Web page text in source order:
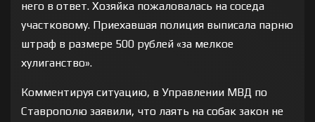
него в ответ. Хозяйка пожаловалась на соседа
участковому. Приехавшая полиция выписала парню
штраф в размере 500 рублей «за мелкое
хулиганство».
Комментируя ситуацию, в Управлении МВД по
Ставрополю заявили, что лаять на собак закон не